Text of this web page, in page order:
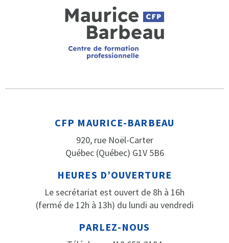
CFP MAURICE-BARBEAU
920, rue Noël-Carter
Québec (Québec) G1V 5B6
HEURES D’OUVERTURE
Le secrétariat est ouvert de 8h à 16h
(fermé de 12h à 13h) du lundi au vendredi
PARLEZ-NOUS